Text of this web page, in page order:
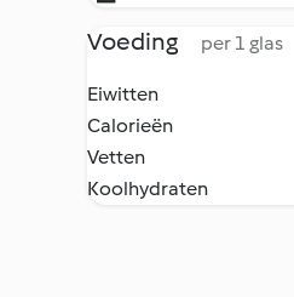
Voeding per 1 glas
Eiwitten
Calorieën
Vetten
Koolhydraten